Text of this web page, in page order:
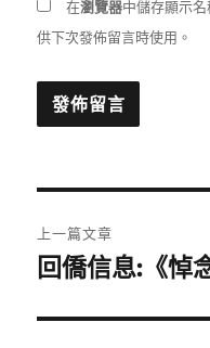
在瀏覽器中儲存顯示
供下次發佈留言時使用。
章
上一篇文章
上
篇
回僑信息:《悼